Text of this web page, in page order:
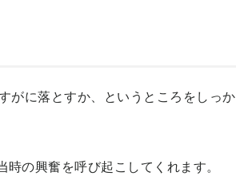
がに落とすか、というところをしっか
の興奮を呼び起こしてくれます。